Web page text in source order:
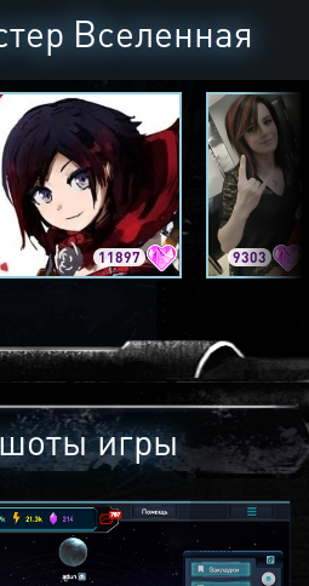
Вселенная
11897 9303
игры